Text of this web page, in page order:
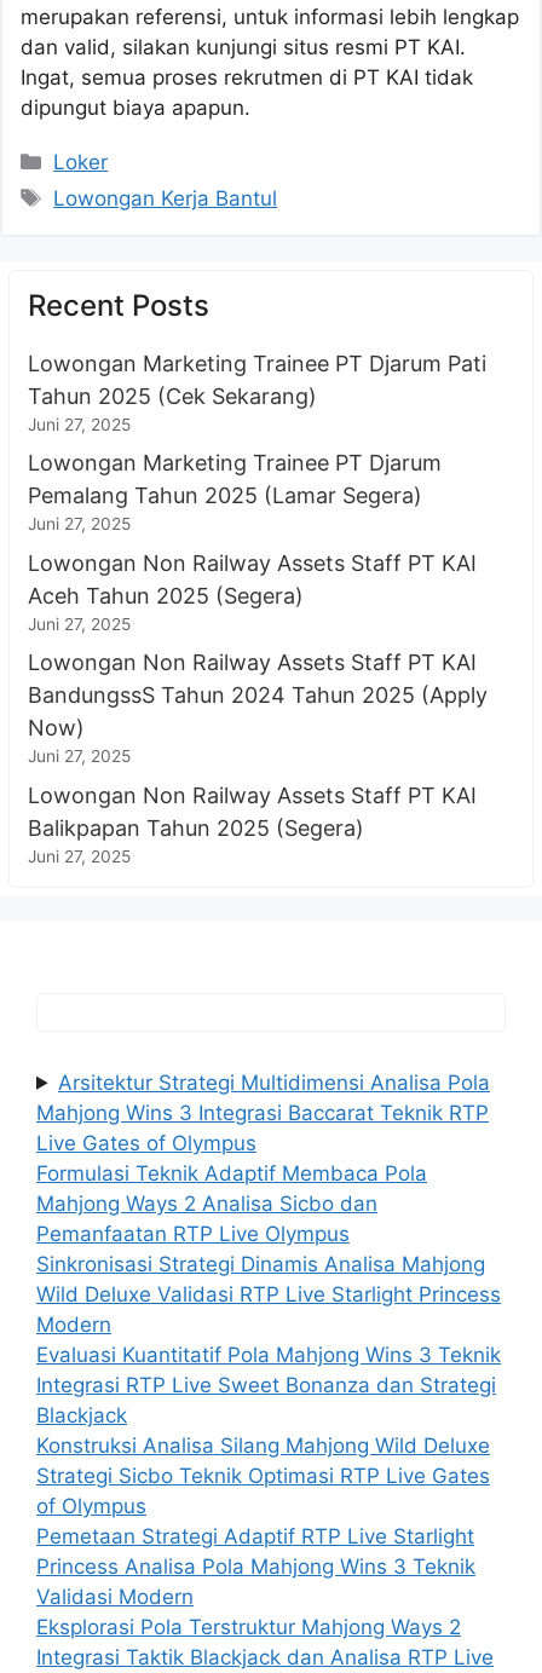
merupakan referensi, untuk informasi lebih lengkap
dan valid, silakan kunjungi situs resmi PT KAI.
Ingat, semua proses rekrutmen di PT KAI tidak
dipungut biaya apapun.
Kategori
Loker
Tag
Lowongan Kerja Bantul
Recent Posts
Lowongan Marketing Trainee PT Djarum Pati
Tahun 2025 (Cek Sekarang)
Juni 27, 2025
Lowongan Marketing Trainee PT Djarum
Pemalang Tahun 2025 (Lamar Segera)
Juni 27, 2025
Lowongan Non Railway Assets Staff PT KAI
Aceh Tahun 2025 (Segera)
Juni 27, 2025
Lowongan Non Railway Assets Staff PT KAI
BandungssS Tahun 2024 Tahun 2025 (Apply
Now)
Juni 27, 2025
Lowongan Non Railway Assets Staff PT KAI
Balikpapan Tahun 2025 (Segera)
Juni 27, 2025
Arsitektur Strategi Multidimensi Analisa Pola
Mahjong Wins 3 Integrasi Baccarat Teknik RTP
Live Gates of Olympus
Formulasi Teknik Adaptif Membaca Pola
Mahjong Ways 2 Analisa Sicbo dan
Pemanfaatan RTP Live Olympus
Sinkronisasi Strategi Dinamis Analisa Mahjong
Wild Deluxe Validasi RTP Live Starlight Princess
Modern
Evaluasi Kuantitatif Pola Mahjong Wins 3 Teknik
Integrasi RTP Live Sweet Bonanza dan Strategi
Blackjack
Konstruksi Analisa Silang Mahjong Wild Deluxe
Strategi Sicbo Teknik Optimasi RTP Live Gates
of Olympus
Pemetaan Strategi Adaptif RTP Live Starlight
Princess Analisa Pola Mahjong Wins 3 Teknik
Validasi Modern
Eksplorasi Pola Terstruktur Mahjong Ways 2
Integrasi Taktik Blackjack dan Analisa RTP Live